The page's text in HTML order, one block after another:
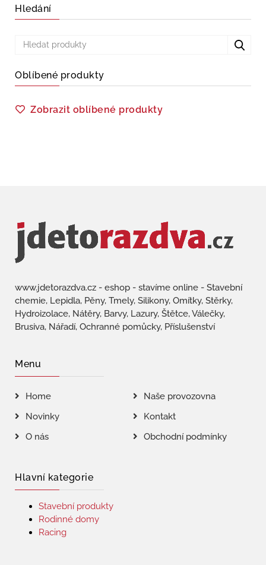
Hledání
Oblíbené produkty
Zobrazit oblíbené produkty
www.jdetorazdva.cz - eshop - stavíme online - Stavební
chemie, Lepidla, Pěny, Tmely, Silikony, Omítky, Stěrky,
Hydroizolace, Nátěry, Barvy, Lazury, Štětce, Válečky,
Brusiva, Nářadí, Ochranné pomůcky, Příslušenství
Menu
Home
Naše provozovna
Novinky
Kontakt
O nás
Obchodní podmínky
Hlavní kategorie
Stavební produkty
Rodinné domy
Racing